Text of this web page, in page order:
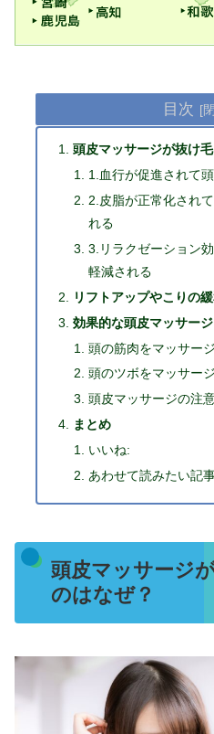
目次
頭皮マッサージが抜け
1.血行が促進されて
2.皮脂が正常化され
れる
3.リラクゼーション
軽減される
リフトアップやこりの
効果的な頭皮マッサー
頭の筋肉をマッサー
頭のツボをマッサー
頭皮マッサージの注
まとめ
いいね:
あわせて読みたい記
頭皮マッサージ
のはなぜ？